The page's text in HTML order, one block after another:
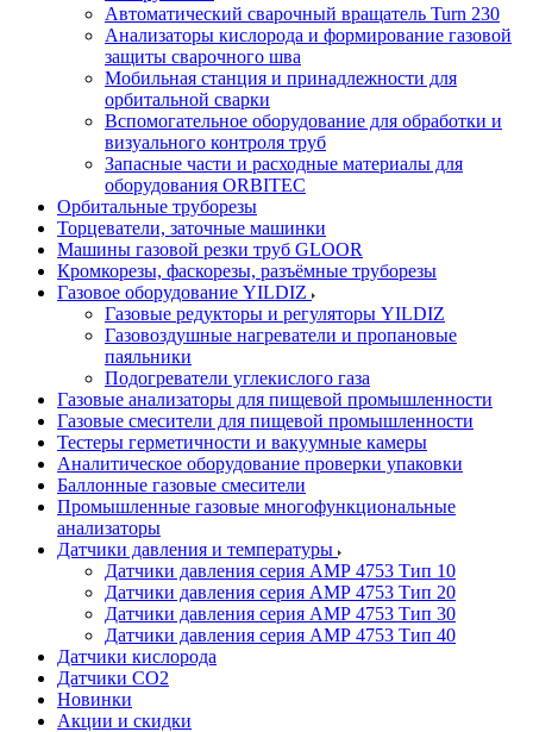
Автоматический сварочный вращатель Turn 230
Анализаторы кислорода и формирование газовой
защиты сварочного шва
Мобильная станция и принадлежности для
орбитальной сварки
Вспомогательное оборудование для обработки и
визуального контроля труб
Запасные части и расходные материалы для
оборудования ORBITEC
Орбитальные труборезы
Торцеватели, заточные машинки
Машины газовой резки труб GLOOR
Кромкорезы, фаскорезы, разъёмные труборезы
Газовое оборудование YILDIZ
Газовые редукторы и регуляторы YILDIZ
Газовоздушные нагреватели и пропановые
паяльники
Подогреватели углекислого газа
Газовые анализаторы для пищевой промышленности
Газовые смесители для пищевой промышленности
Тестеры герметичности и вакуумные камеры
Аналитическое оборудование проверки упаковки
Баллонные газовые смесители
Промышленные газовые многофункциональные
анализаторы
Датчики давления и температуры
Датчики давления серия АМР 4753 Тип 10
Датчики давления серия АМР 4753 Тип 20
Датчики давления серия АМР 4753 Тип 30
Датчики давления серия АМР 4753 Тип 40
Датчики кислорода
Датчики CO2
Новинки
Акции и скидки